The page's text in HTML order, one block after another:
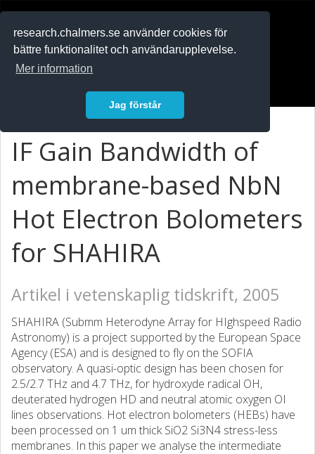
research.chalmers.se använder cookies för
bättre funktionalitet och användarupplevelse.
Mer information
Jag förstår
IF Gain Bandwidth of
membrane-based NbN
Hot Electron Bolometers
for SHAHIRA
Artikel i vetenskaplig tidskrift, 2005
SHAHIRA (Submm Heterodyne Array for HIghspeed Radio
Astronomy) is a project supported by the European Space
Agency (ESA) and is designed to fly on the SOFIA
observatory. A quasi-optic design has been chosen for
2.5/2.7 THz and 4.7 THz, for hydroxyde radical OH,
deuterated hydrogen HD and neutral atomic oxygen OI
lines observations. Hot electron bolometers (HEBs) have
been processed on 1 um thick SiO2 Si3N4 stress-less
membranes. In this paper we analyse the intermediate